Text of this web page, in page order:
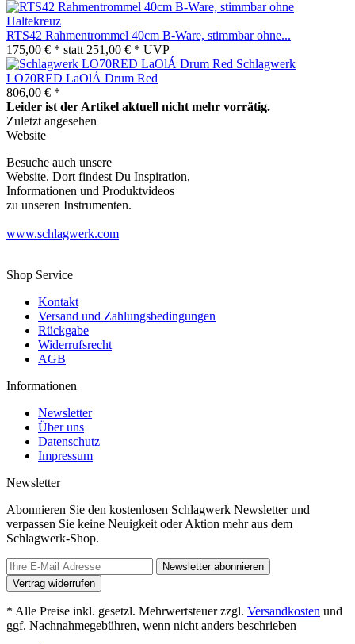
RTS42 Rahmentrommel 40cm B-Ware, stimmbar ohne...
175,00 € * statt 251,00 € * UVP
Schlagwerk
LO70RED LaOlÁ Drum Red
806,00 € *
Leider ist der Artikel aktuell nicht mehr vorrätig.
Zuletzt angesehen
Website
Besuche auch unsere
Website. Dort findest Du Inspiration,
Informationen und Produktvideos
zu unseren Instrumenten.
www.schlagwerk.com
Shop Service
Kontakt
Versand und Zahlungsbedingungen
Rückgabe
Widerrufsrecht
AGB
Informationen
Newsletter
Über uns
Datenschutz
Impressum
Newsletter
Abonnieren Sie den kostenlosen Schlagwerk Newsletter und
verpassen Sie keine Neuigkeit oder Aktion mehr aus dem
Schlagwerk-Shop.
Newsletter abonnieren
Vertrag widerrufen
* Alle Preise inkl. gesetzl. Mehrwertsteuer zzgl. Versandkosten und
ggf. Nachnahmegebühren, wenn nicht anders beschrieben